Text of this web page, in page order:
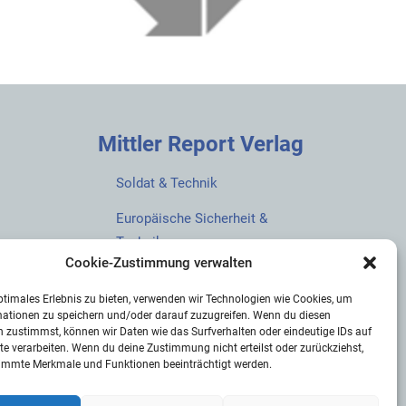
Cookie-Zustimmung verwalten
Erlebnis zu bieten, verwenden wir Technologien wie Cookies, um
zu speichern und/oder darauf zuzugreifen. Wenn du diesen
zustimmst, können wir Daten wie das Surfverhalten oder eindeutige IDs auf
verarbeiten. Wenn du deine Zustimmung nicht erteilst oder zurückziehst,
Merkmale und Funktionen beeinträchtigt werden.
Mittler Report Verlag
Soldat & Technik
Europäische Sicherheit &
Technik
MarineForum
Verlagswebsite